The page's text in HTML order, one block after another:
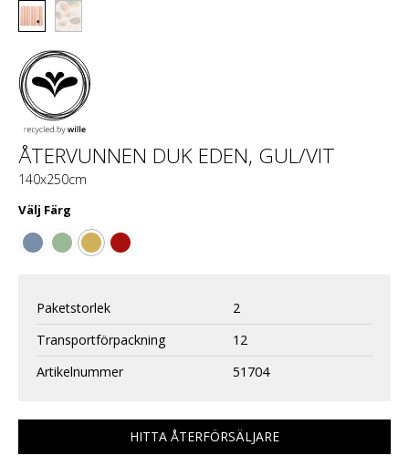
ÅTERVUNNEN DUK EDEN, GUL/VIT
140x250cm
Välj Färg
Paketstorlek
2
Transportförpackning
12
Artikelnummer
51704
HITTA ÅTERFÖRSÄLJARE